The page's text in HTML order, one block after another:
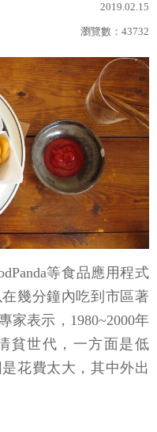
2019.02.15
瀏覽數： 43732
等食品應用程式
幾分鐘內吃到市區著
家表示，1980~2000年
貧世代，一方面是低
花費太大，其中外出